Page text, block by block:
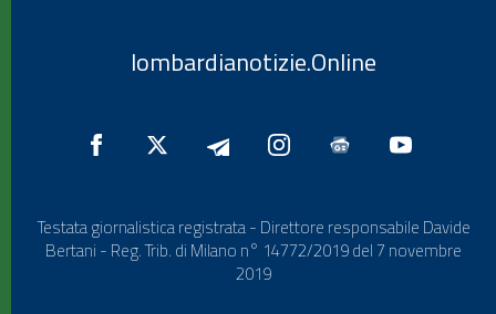
lombardianotizie.Online
Testata giornalistica registrata - Direttore responsabile Davide
Bertani - Reg. Trib. di Milano n° 14772/2019 del 7 novembre
2019